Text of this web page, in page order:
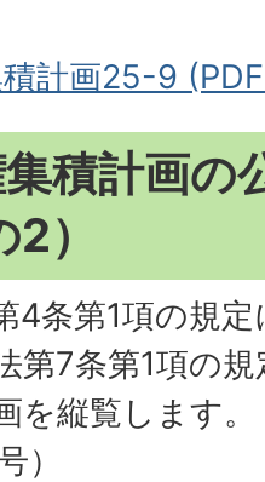
計画25-9
積計画の
）
4条第1項の規
第7条第1項の
を縦覧します
）